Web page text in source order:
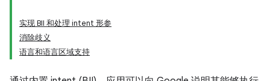
实现 BII 和处理 intent 形参
消除歧义
语言和语言区域支持